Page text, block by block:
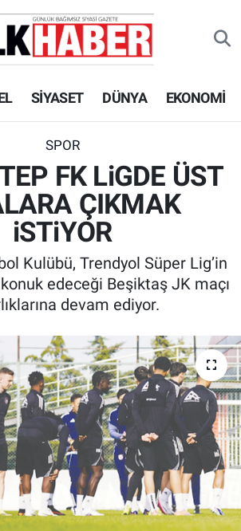
SİYASET DÜNYA EKONOMİ
SPOR
FK LiGDE ÜST
ÇIKMAK
iSTiYOR
Kulübü, Trendyol Süper Lig’in
edeceği Beşiktaş JK maçı
devam ediyor.
Durumu
Yoğunluk Haritası
Durumu ve Fikstür